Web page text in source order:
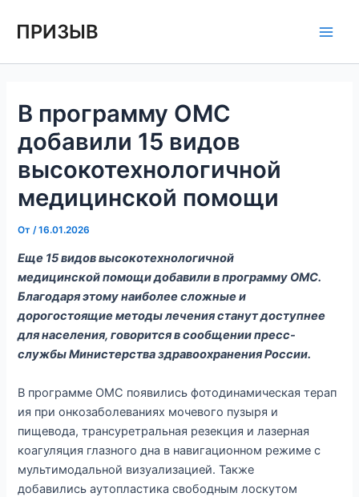
ПРИЗЫВ
В программу ОМС
добавили 15 видов
высокотехнологичной
медицинской помощи
От /16.01.2026
Еще 15 видов высокотехнологичной
медицинской помощи добавили в программу ОМС.
Благодаря этому наиболее сложные и
дорогостоящие методы лечения станут доступнее
для населения, говорится в сообщении пресс-
службы Министерства здравоохранения России.
В программе ОМС появились фотодинамическая терап
ия при онкозаболеваниях мочевого пузыря и
пищевода, трансуретральная резекция и лазерная
коагуляция глазного дна в навигационном режиме с
мультимодальной визуализацией. Также
добавились аутопластика свободным лоскутом
по